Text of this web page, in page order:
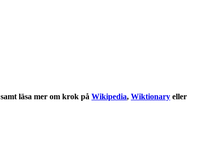
samt läsa mer om krok på Wikipedia, Wiktionary eller